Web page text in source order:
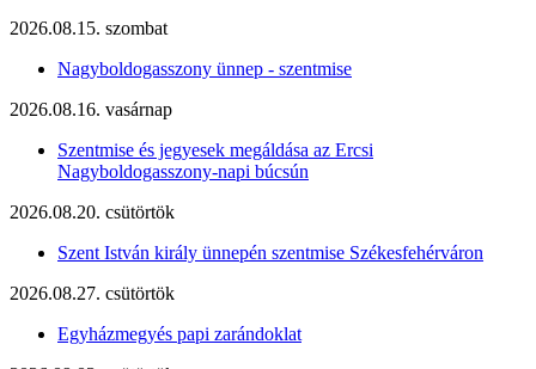
2026.08.15. szombat
Nagyboldogasszony ünnep - szentmise
2026.08.16. vasárnap
Szentmise és jegyesek megáldása az Ercsi
Nagyboldogasszony-napi búcsún
2026.08.20. csütörtök
Szent István király ünnepén szentmise Székesfehérváron
2026.08.27. csütörtök
Egyházmegyés papi zarándoklat